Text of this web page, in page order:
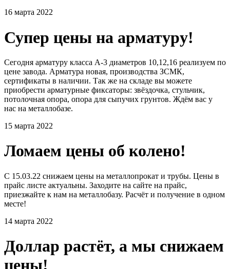
16 марта 2022
Супер цены на арматуру!
Сегодня арматуру класса А-3 диаметров 10,12,16 реализуем по
цене завода. Арматура новая, производства ЗСМК,
сертификаты в наличии. Так же на складе вы можете
приобрести арматурные фиксаторы: звёздочка, стульчик,
потолочная опора, опора для сыпучих грунтов. Ждём вас у
нас на металлобазе.
15 марта 2022
Ломаем цены об колено!
С 15.03.22 снижаем цены на металлопрокат и трубы. Цены в
прайс листе актуальны. Заходите на сайте на прайс,
приезжайте к нам на металлобазу. Расчёт и получение в одном
месте!
14 марта 2022
Доллар растёт, а мы снижаем
цены!